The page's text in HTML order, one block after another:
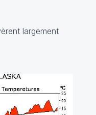
largement